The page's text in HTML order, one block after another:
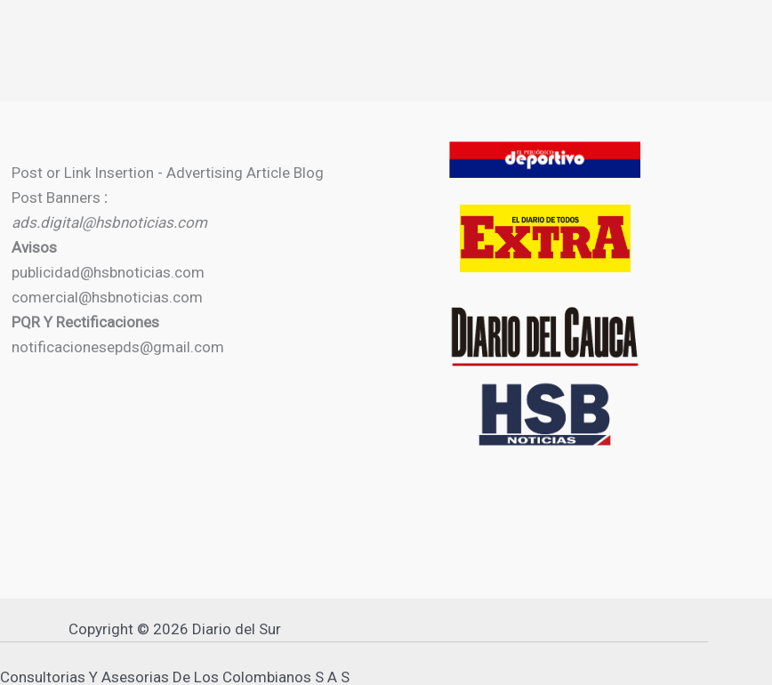
Post or Link Insertion - Advertising Article Blog
Post Banners :
ads.digital@hsbnoticias.com
Avisos
publicidad@hsbnoticias.com
comercial@hsbnoticias.com
PQR Y Rectificaciones
notificacionesepds@gmail.com
Copyright © 2026 Diario del Sur
Consultorias Y Asesorias De Los Colombianos S A S